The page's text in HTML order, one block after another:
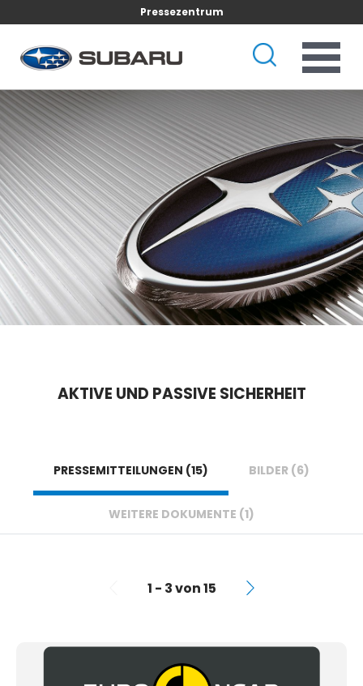
Pressezentrum
AKTIVE UND PASSIVE SICHERHEIT
PRESSEMITTEILUNGEN (15) BILDER (6)
WEITERE DOKUMENTE (1)
1 - 3 von 15